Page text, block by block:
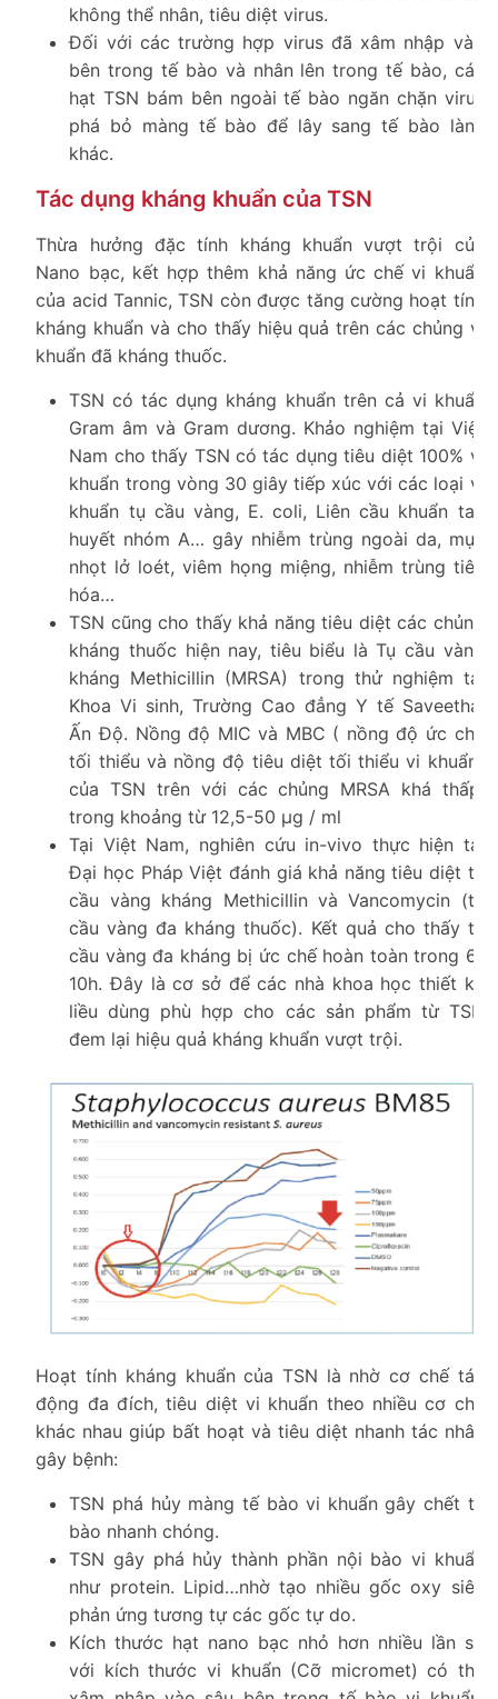
không thể nhân, tiêu diệt virus.
Đối với các trường hợp virus đã xâm nhập vào
bên trong tế bào và nhân lên trong tế bào, các
hạt TSN bám bên ngoài tế bào ngăn chặn virus
phá bỏ màng tế bào để lây sang tế bào lành
khác.
Tác dụng kháng khuẩn của TSN
Thừa hưởng đặc tính kháng khuẩn vượt trội của
Nano bạc, kết hợp thêm khả năng ức chế vi khuẩn
của acid Tannic, TSN còn được tăng cường hoạt tính
kháng khuẩn và cho thấy hiệu quả trên các chủng vi
khuẩn đã kháng thuốc.
TSN có tác dụng kháng khuẩn trên cả vi khuẩn
Gram âm và Gram dương. Khảo nghiệm tại Việt
Nam cho thấy TSN có tác dụng tiêu diệt 100% vi
khuẩn trong vòng 30 giây tiếp xúc với các loại vi
khuẩn tụ cầu vàng, E. coli, Liên cầu khuẩn tan
huyết nhóm A… gây nhiễm trùng ngoài da, mụn
nhọt lở loét, viêm họng miệng, nhiễm trùng tiêu
hóa…
TSN cũng cho thấy khả năng tiêu diệt các chủng
kháng thuốc hiện nay, tiêu biểu là Tụ cầu vàng
kháng Methicillin (MRSA) trong thử nghiệm tại
Khoa Vi sinh, Trường Cao đẳng Y tế Saveetha,
Ấn Độ. Nồng độ MIC và MBC ( nồng độ ức chế
tối thiểu và nồng độ tiêu diệt tối thiểu vi khuẩn)
của TSN trên với các chủng MRSA khá thấp,
trong khoảng từ 12,5-50 μg / ml
Tại Việt Nam, nghiên cứu in-vivo thực hiện tại
Đại học Pháp Việt đánh giá khả năng tiêu diệt tụ
cầu vàng kháng Methicillin và Vancomycin (tụ
cầu vàng đa kháng thuốc). Kết quả cho thấy tụ
cầu vàng đa kháng bị ức chế hoàn toàn trong 6-
10h. Đây là cơ sở để các nhà khoa học thiết kế
liều dùng phù hợp cho các sản phẩm từ TSN
đem lại hiệu quả kháng khuẩn vượt trội.
Hoạt tính kháng khuẩn của TSN là nhờ cơ chế tác
động đa đích, tiêu diệt vi khuẩn theo nhiều cơ chế
khác nhau giúp bất hoạt và tiêu diệt nhanh tác nhân
gây bệnh:
TSN phá hủy màng tế bào vi khuẩn gây chết tế
bào nhanh chóng.
TSN gây phá hủy thành phần nội bào vi khuẩn
như protein. Lipid…nhờ tạo nhiều gốc oxy siêu
phản ứng tương tự các gốc tự do.
Kích thước hạt nano bạc nhỏ hơn nhiều lần so
với kích thước vi khuẩn (Cỡ micromet) có thể